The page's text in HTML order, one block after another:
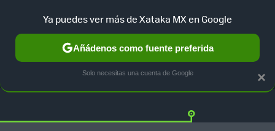
GUÍA DE COMPRAS MERCADO LIBRE ×
Ya puedes ver más de Xataka MX en Google
Añádenos como fuente preferida
Solo necesitas una cuenta de Google